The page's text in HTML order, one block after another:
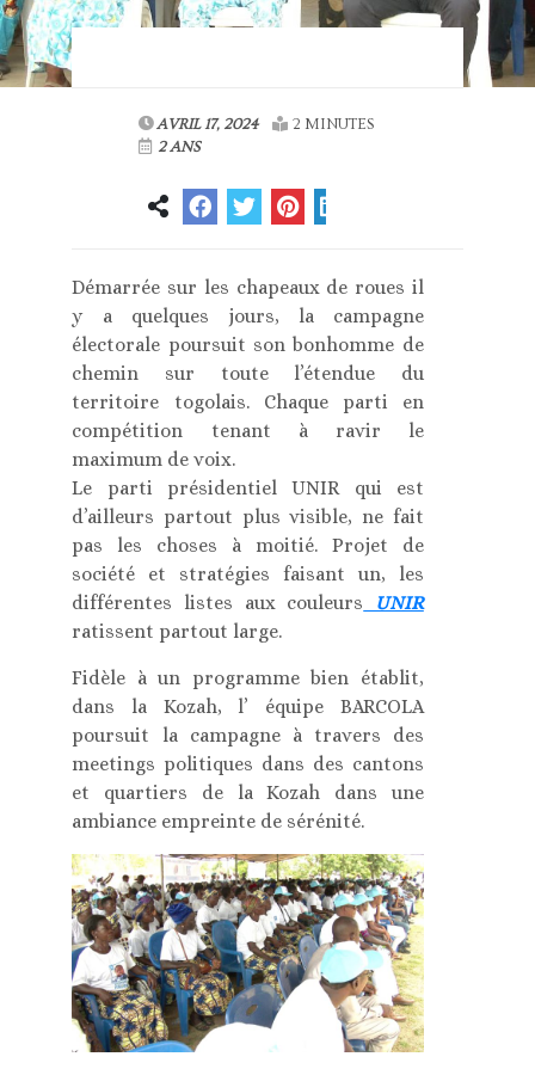
AVRIL 17, 2024
2 MINUTES
2 ANS
Démarrée sur les chapeaux de roues il
y a quelques jours, la campagne
électorale poursuit son bonhomme de
chemin sur toute l’étendue du
territoire togolais. Chaque parti en
compétition tenant à ravir le
maximum de voix.
Le parti présidentiel UNIR qui est
d’ailleurs partout plus visible, ne fait
pas les choses à moitié. Projet de
société et stratégies faisant un, les
différentes listes aux couleurs UNIR
ratissent partout large.
Fidèle à un programme bien établit,
dans la Kozah, l’ équipe BARCOLA
poursuit la campagne à travers des
meetings politiques dans des cantons
et quartiers de la Kozah dans une
ambiance empreinte de sérénité.